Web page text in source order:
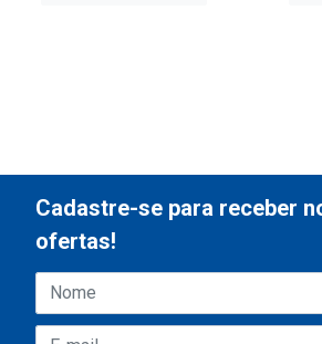
Cadastre-se para receber
ofertas!